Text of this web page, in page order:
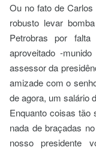
Ou no fato de
robusto levar
Petrobras por
aproveitado -
assessor da
amizade com o
de agora, um salário
Enquanto coisas tão
nada de braçadas
nosso presidente